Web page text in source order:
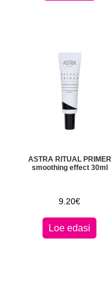
ASTRA RITUAL PRIMER
smoothing effect 30ml
9.20€
Loe edasi